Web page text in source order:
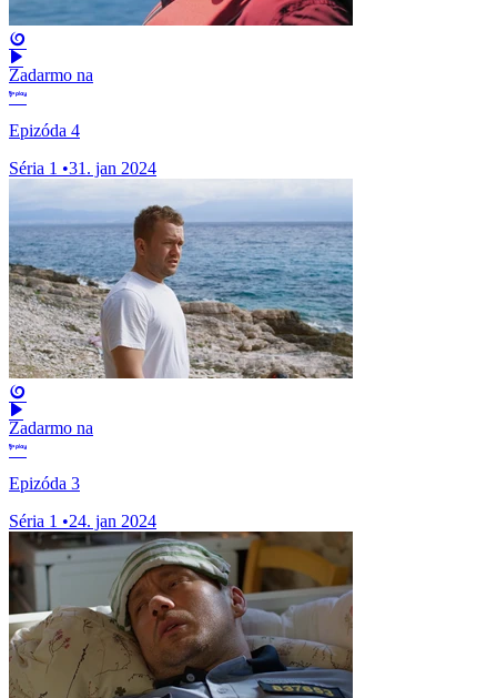
Zadarmo na
Epizóda 4
Séria 1 •31. jan 2024
Zadarmo na
Epizóda 3
Séria 1 •24. jan 2024